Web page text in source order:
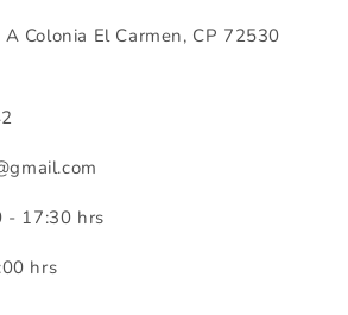
Colonia El Carmen, CP 72530
- 17:30 hrs
hrs